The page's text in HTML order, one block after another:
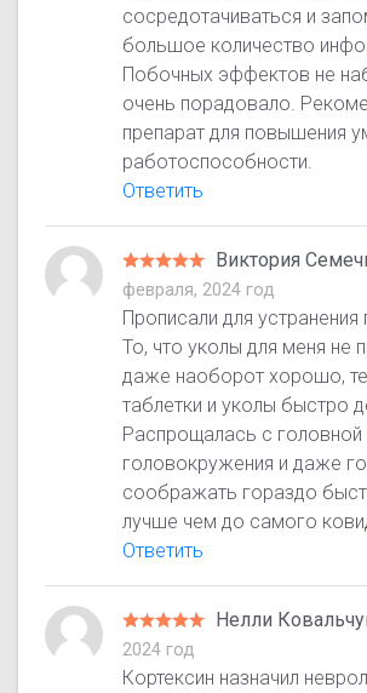
сосредотачиваться и
большое количество
Побочных эффектов не
очень порадовало.
препарат для повышения
работоспособности.
Ответить
Виктория
февраля, 2024 год
Прописали для устранения
То, что уколы для меня не
даже наоборот хорошо,
таблетки и уколы быстро
Распрощалась с
головокружения и даже
соображать гораздо
лучше чем до самого
Ответить
Нелли
2024 год
Кортексин назначил